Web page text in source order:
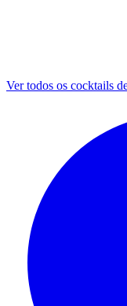
Ver todos os cocktails